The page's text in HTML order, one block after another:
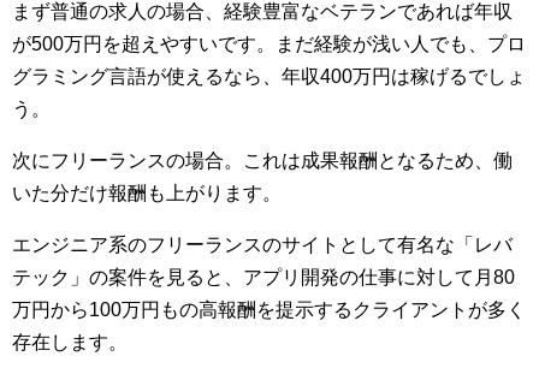
まず普通の求人の場合、経験豊富なベテランであれば年収
が500万円を超えやすいです。まだ経験が浅い人でも、プロ
グラミング言語が使えるなら、年収400万円は稼げるでしょ
う。
次にフリーランスの場合。これは成果報酬となるため、働
いた分だけ報酬も上がります。
エンジニア系のフリーランスのサイトとして有名な「レバ
テック」の案件を見ると、アプリ開発の仕事に対して月80
万円から100万円もの高報酬を提示するクライアントが多く
存在します。